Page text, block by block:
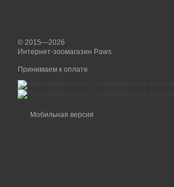
© 2015—2026
Интернет-зоомагазин Paws
Принимаем к оплате
Мобильная версия